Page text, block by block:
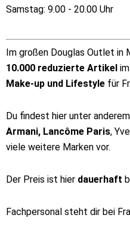
Samstag: 9.00 - 20.00 Uhr
Im großen Douglas Outlet in
10.000 reduzierte Artikel
Make-up und Lifestyle für
Du findest hier unter
Armani, Lancôme Paris,
viele weitere Marken vor.
Der Preis ist hier dauerhaft
Fachpersonal steht dir bei